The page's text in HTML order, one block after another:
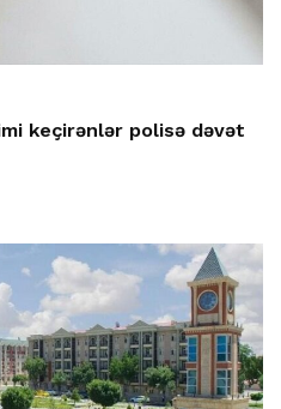
keçirənlər polisə dəvət